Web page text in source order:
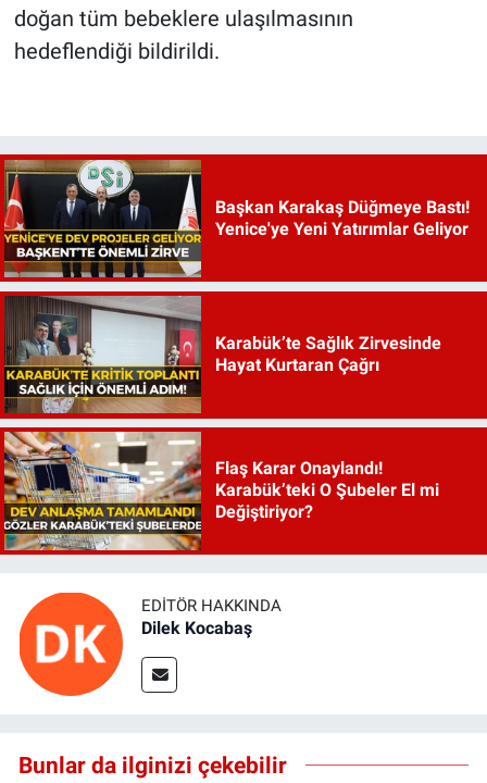
doğan tüm bebeklere ulaşılmasının
hedeflendiği bildirildi.
Başkan Karakaş Düğmeye Bastı!
Yenice'ye Yeni Yatırımlar Geliyor
Karabük’te Sağlık Zirvesinde
Hayat Kurtaran Çağrı
Flaş Karar Onaylandı!
Karabük’teki O Şubeler El mi
Değiştiriyor?
EDITÖR HAKKINDA
Dilek Kocabaş
Bunlar da ilginizi çekebilir